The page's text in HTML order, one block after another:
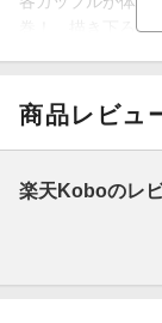
巻！ 描き下ろし
商品レビュ
楽天Koboのレ